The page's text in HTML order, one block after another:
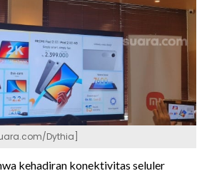
Dythia]
kehadiran konektivitas seluler